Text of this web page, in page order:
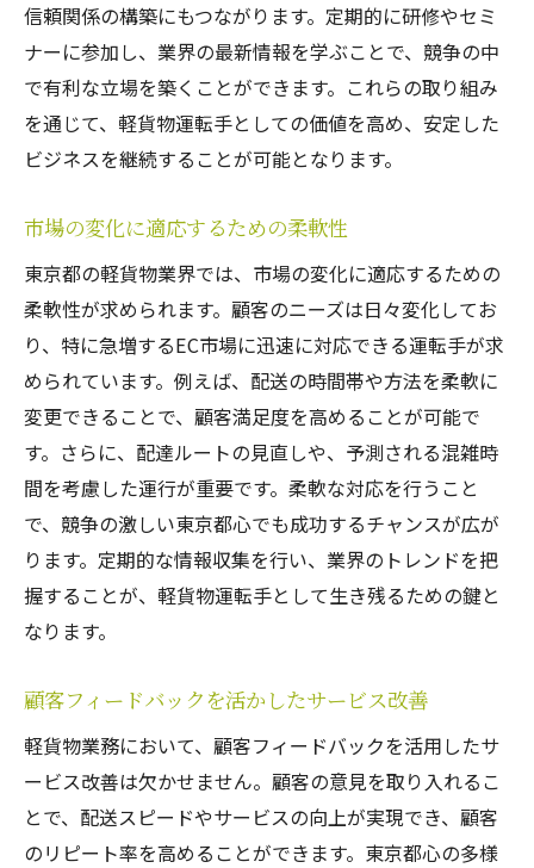
信頼関係の構築にもつながります。定期的に研修やセミ
ナーに参加し、業界の最新情報を学ぶことで、競争の中
で有利な立場を築くことができます。これらの取り組み
を通じて、軽貨物運転手としての価値を高め、安定した
ビジネスを継続することが可能となります。
市場の変化に適応するための柔軟性
東京都の軽貨物業界では、市場の変化に適応するための
柔軟性が求められます。顧客のニーズは日々変化してお
り、特に急増するEC市場に迅速に対応できる運転手が求
められています。例えば、配送の時間帯や方法を柔軟に
変更できることで、顧客満足度を高めることが可能で
す。さらに、配達ルートの見直しや、予測される混雑時
間を考慮した運行が重要です。柔軟な対応を行うこと
で、競争の激しい東京都心でも成功するチャンスが広が
ります。定期的な情報収集を行い、業界のトレンドを把
握することが、軽貨物運転手として生き残るための鍵と
なります。
顧客フィードバックを活かしたサービス改善
軽貨物業務において、顧客フィードバックを活用したサ
ービス改善は欠かせません。顧客の意見を取り入れるこ
とで、配送スピードやサービスの向上が実現でき、顧客
のリピート率を高めることができます。東京都心の多様